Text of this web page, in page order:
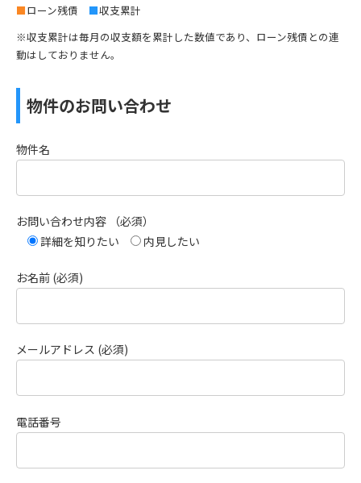
■ローン残債 ■収支累計
※収支累計は毎月の収支額を累計した数値であり、ローン残債との連
動はしておりません。
物件のお問い合わせ
物件名
お問い合わせ内容 （必須）
詳細を知りたい
内見したい
お名前 (必須)
メールアドレス (必須)
電話番号